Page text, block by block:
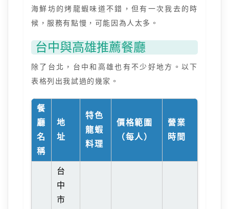
海鮮坊的烤龍蝦味道不錯，但有一次我去的時
候，服務有點慢，可能因為人太多。
台中與高雄推薦餐廳
除了台北，台中和高雄也有不少好地方。以下
表格列出我試過的幾家。
餐
廳
名
稱
地
址
特色
龍蝦
料理
價格範圍
（每人）
營業
時間
台
中
市